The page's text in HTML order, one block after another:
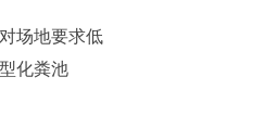
场地要求低
化粪池